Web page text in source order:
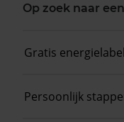
Op zoek naar
Gratis
Persoonlijk